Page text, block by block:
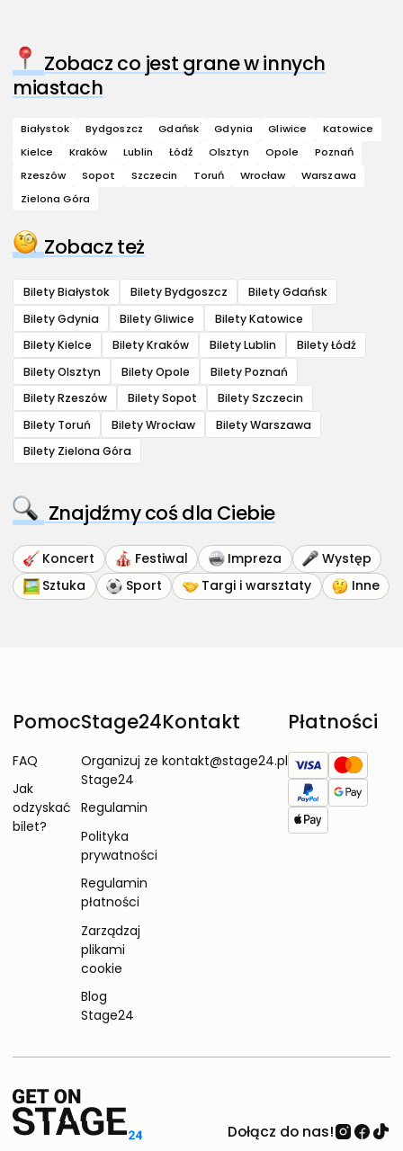
Zobacz co jest grane w innych
miastach
Białystok Bydgoszcz Gdańsk Gdynia Gliwice
Katowice
Kielce
Kraków Lublin Łódź Olsztyn Opole
Poznań
Rzeszów
Sopot Szczecin Toruń Wrocław
Warszawa
Zielona Góra
Zobacz też
Bilety Białystok Bilety Bydgoszcz
Bilety Gdańsk
Bilety Gdynia
Bilety Gliwice
Bilety Katowice
Bilety Kielce
Bilety Kraków Bilety Lublin
Bilety Łódź
Bilety Olsztyn
Bilety Opole
Bilety Poznań
Bilety Rzeszów
Bilety Sopot
Bilety Szczecin
Bilety Toruń
Bilety Wrocław
Bilety Warszawa
Bilety Zielona Góra
Znajdźmy coś dla Ciebie
Koncert Festiwal Impreza
Występ
Sztuka
Sport Targi i warsztaty Inne
Pomoc
FAQ
Jak
odzyskać
bilet?
Stage24
Organizuj ze
Stage24
Regulamin
Polityka
prywatności
Regulamin
płatności
Zarządzaj
plikami
cookie
Blog
Stage24
Kontakt
kontakt@stage24.pl
Płatności
Dołącz do nas!